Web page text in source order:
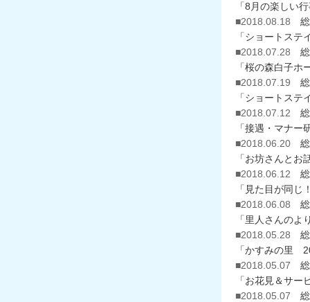
「8月の楽しい
■2018.08.18
「ショートステ
■2018.07.28
「桜の森白子ホ
■2018.07.19
「ショートステ
■2018.07.12
「接遇・マナー
■2018.06.20
「お坊さんとお
■2018.06.12
「見た目が同じ
■2018.06.08
「里人さんの
■2018.05.28
「かすみの里
■2018.05.07
「お花見＆サ
■2018.05.07